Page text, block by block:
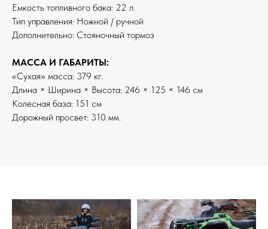
Емкость топливного бака: 22 л.
Тип управления: Ножной / ручной
Дополнительно: Стояночный тормоз
МАССА И ГАБАРИТЫ:
«Сухая» масса: 379 кг.
Длина × Ширина × Высота: 246 × 125 × 146 см
Колесная база: 151 см
Дорожный просвет: 310 мм.